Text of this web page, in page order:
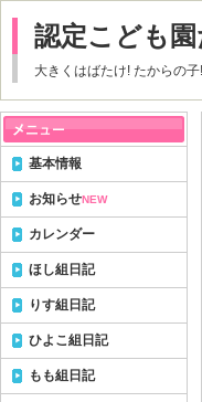
認定こども
大きくはばたけ! たからの子
基本情報
お知らせNEW
カレンダー
ほし組日記
りす組日記
ひよこ組日記
もも組日記